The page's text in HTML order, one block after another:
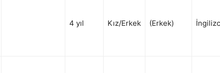
4 yıl Kız/Erkek (Erkek)